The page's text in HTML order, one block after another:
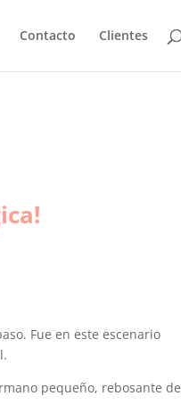
Contacto Clientes
Fue en este escenario
pequeño, rebosante de